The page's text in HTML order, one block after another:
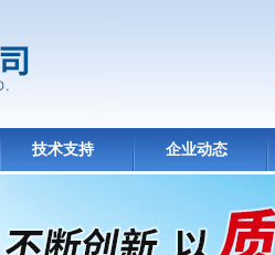
技术支持 企业动态